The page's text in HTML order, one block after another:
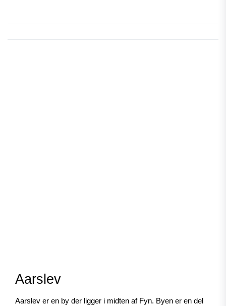
Aarslev
Aarslev er en by der ligger i midten af Fyn. Byen er en del